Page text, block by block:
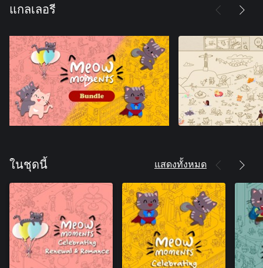
แกลเลอรี
ในชุดนี้ แสดงทั้งหมด